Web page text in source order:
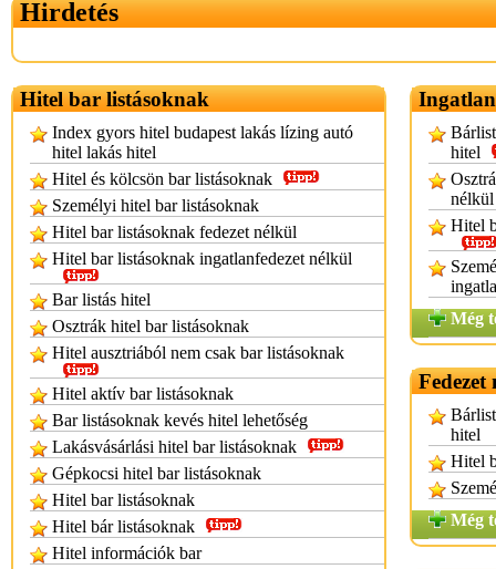
Hirdetés
Hitel bar listásoknak
Index gyors hitel budapest lakás lízing autó
hitel lakás hitel
Hitel és kölcsön bar listásoknak
Személyi hitel bar listásoknak
Hitel bar listásoknak fedezet nélkül
Hitel bar listásoknak ingatlanfedezet nélkül
Bar listás hitel
Osztrák hitel bar listásoknak
Hitel ausztriából nem csak bar listásoknak
Hitel aktív bar listásoknak
Bar listásoknak kevés hitel lehetőség
Lakásvásárlási hitel bar listásoknak
Gépkocsi hitel bar listásoknak
Hitel bar listásoknak
Hitel bár listásoknak
Hitel információk bar
hitel
nélkül
Hitel
Még
Fedezet
hitel
Hitel
Még